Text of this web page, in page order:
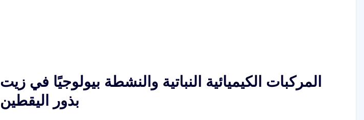
المركبات الكيميائية النباتية والنشطة بيولوجيًا في زيت
بذور اليقطين